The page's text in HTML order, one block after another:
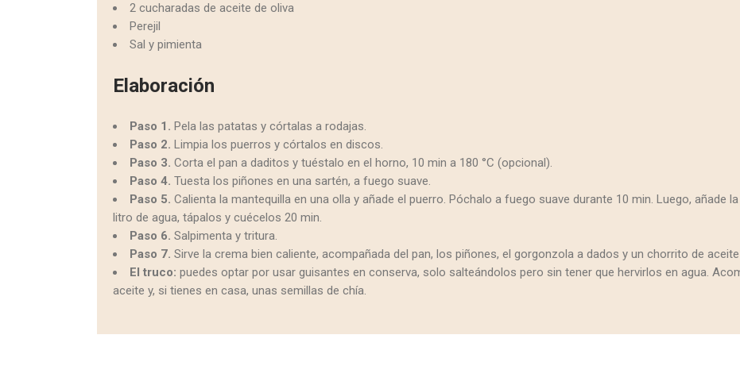
2 cucharadas de aceite de oliva
Perejil
Sal y pimienta
Elaboración
Paso 1. Pela las patatas y córtalas a rodajas.
Paso 2. Limpia los puerros y córtalos en discos.
Paso 3. Corta el pan a daditos y tuéstalo en el horno, 10 min a 180 °C (opcional).
Paso 4. Tuesta los piñones en una sartén, a fuego suave.
Paso 5. Calienta la mantequilla en una olla y añade el puerro. Póchalo a fuego suave durante 10 min. Luego, añade
litro de agua, tápalos y cuécelos 20 min.
Paso 6. Salpimenta y tritura.
Paso 7. Sirve la crema bien caliente, acompañada del pan, los piñones, el gorgonzola a dados y un chorrito de
El truco: puedes optar por usar guisantes en conserva, solo salteándolos pero sin tener que hervirlos en agua.
aceite y, si tienes en casa, unas semillas de chía.